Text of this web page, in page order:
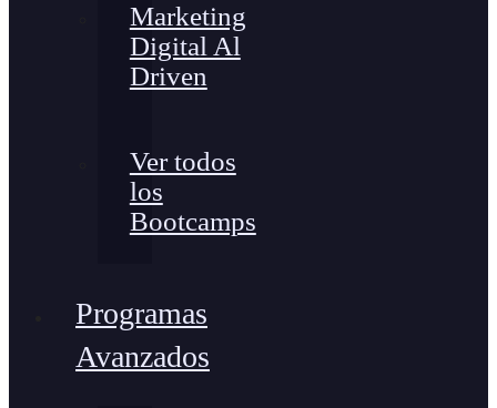
Marketing
Digital Al
Driven
Ver todos
los
Bootcamps
Programas
Avanzados